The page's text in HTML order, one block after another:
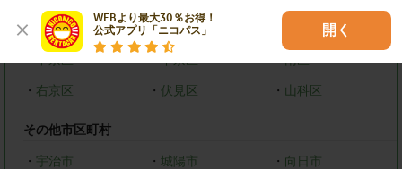
WEBより最大30％お得！
公式アプリ「ニコパス」
開く
・ 北区 ・上京区
・中京区 ・下京区 ・南区
・ 右京区 ・ 伏見区 ・ 山科区
その他市区町村
・ 宇治市 ・ 城陽市 ・ 向日市